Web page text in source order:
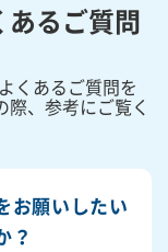
あるご質問
くあるご質問を
、参考にご覧く
お願いしたい
？